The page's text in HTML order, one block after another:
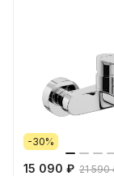
-30%
15 090 ₽ 21 590